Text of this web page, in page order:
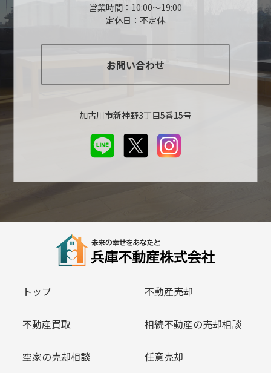
営業時間：10:00～19:00
定休日：不定休
お問い合わせ
加古川市新神野3丁目5番15号
トップ 不動産売却
不動産買取 相続不動産の売却相談
空家の売却相談 任意売却